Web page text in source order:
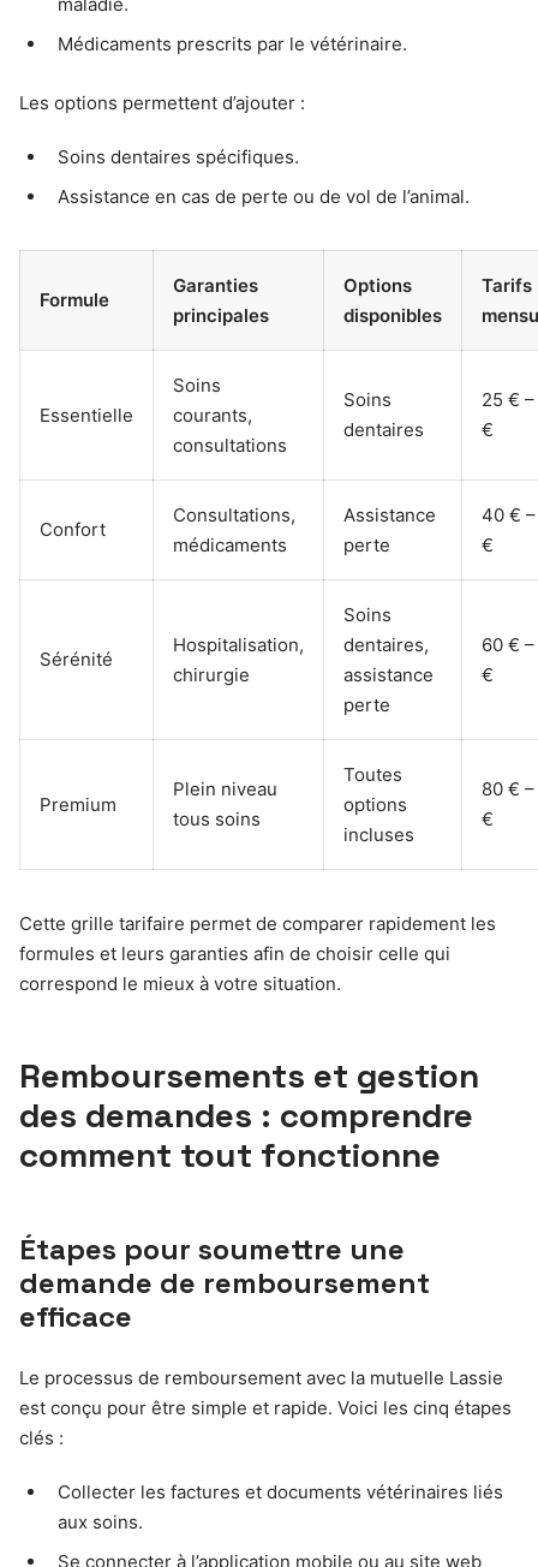
Médicaments prescrits par le vétérinaire.
Les options permettent d’ajouter :
Soins dentaires spécifiques.
Assistance en cas de perte ou de vol de l’animal.
Formule
Garanties
principales
Options
disponibles
Tarifs
Essentielle
Soins
courants,
consultations
Soins
dentaires
25 €
€
Confort
Consultations,
médicaments
Assistance
perte
40 €
€
Sérénité
Hospitalisation,
chirurgie
Soins
dentaires,
assistance
perte
60 €
€
Premium
Plein niveau
tous soins
Toutes
options
incluses
80 €
€
Cette grille tarifaire permet de comparer rapidement les
formules et leurs garanties afin de choisir celle qui
correspond le mieux à votre situation.
Remboursements et gestion
des demandes : comprendre
comment tout fonctionne
Étapes pour soumettre une
demande de remboursement
efficace
Le processus de remboursement avec la mutuelle Lassie
est conçu pour être simple et rapide. Voici les cinq étapes
clés :
Collecter les factures et documents vétérinaires liés
aux soins.
Se connecter à l’application mobile ou au site web